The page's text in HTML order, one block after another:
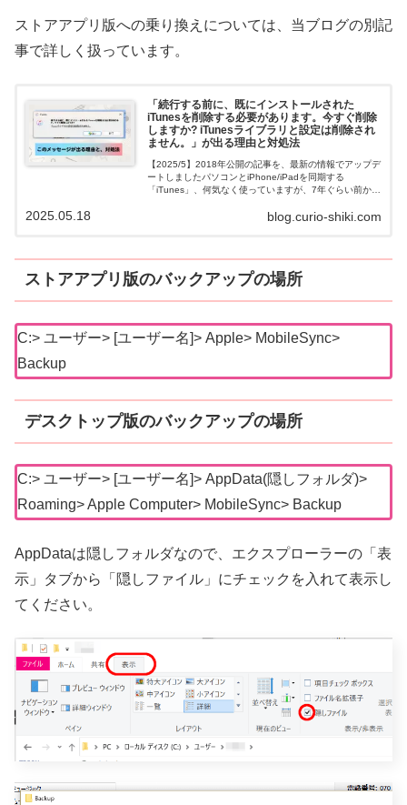
ストアアプリ版への乗り換えについては、当ブログの別記
事で詳しく扱っています。
「続行する前に、既にインストールされた
iTunesを削除する必要があります。今すぐ削除
しますか? iTunesライブラリと設定は削除され
ません。」が出る理由と対処法
【2025/5】2018年公開の記事を、最新の情報でアップデ
ートしましたパソコンとiPhone/iPadを同期する
「iTunes」、何気なく使っていますが、7年ぐらい前から
blog.curio-shiki.com
2025.05.18
ストアアプリ版のバックアップの場所
C:> ユーザー> [ユーザー名]> Apple> MobileSync>
Backup
デスクトップ版のバックアップの場所
C:> ユーザー> [ユーザー名]> AppData(隠しフォルダ)>
Roaming> Apple Computer> MobileSync> Backup
AppDataは隠しフォルダなので、エクスプローラーの「表
示」タブから「隠しファイル」にチェックを入れて表示し
てください。